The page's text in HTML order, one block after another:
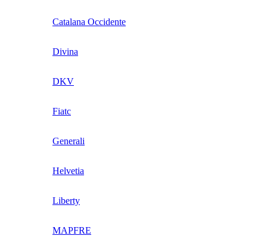
Catalana Occidente
Divina
DKV
Fiatc
Generali
Helvetia
Liberty
MAPFRE